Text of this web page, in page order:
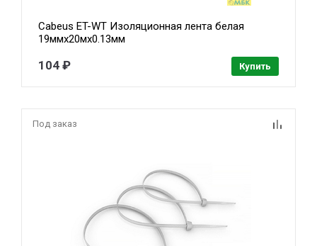
Cabeus ET-WT Изоляционная лента белая
19ммх20мх0.13мм
104 ₽ Купить
Под заказ